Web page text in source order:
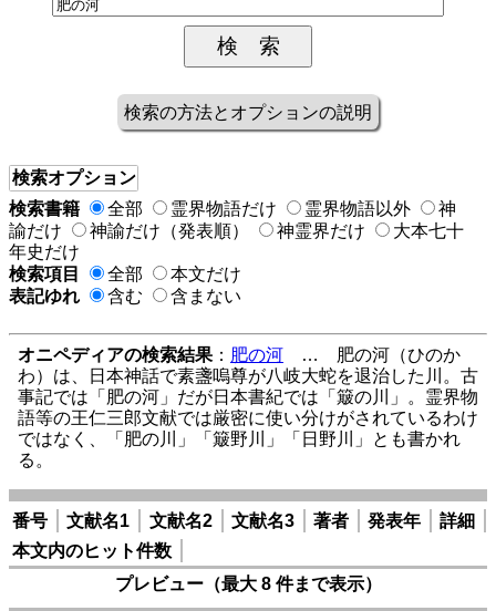
検索の方法とオプションの説明
検索オプション
検索書籍
全部 霊界物語だけ 霊界物語以外
神
諭だけ
神諭だけ（発表順） 神霊界だけ
大本七十
年史だけ
検索項目
全部
本文だけ
表記ゆれ
含む 含まない
オニペディアの検索結果 ： 肥の河 … 肥の河（ひのか
わ）は、日本神話で素盞嗚尊が八岐大蛇を退治した川。古
事記では「肥の河」だが日本書紀では「簸の川」。霊界物
語等の王仁三郎文献では厳密に使い分けがされているわけ
ではなく、「肥の川」「簸野川」「日野川」とも書かれ
る。
番号 文献名1 文献名2 文献名3 著者 発表年
詳細
本文内のヒット件数
プレビュー（最大 8 件まで表示）